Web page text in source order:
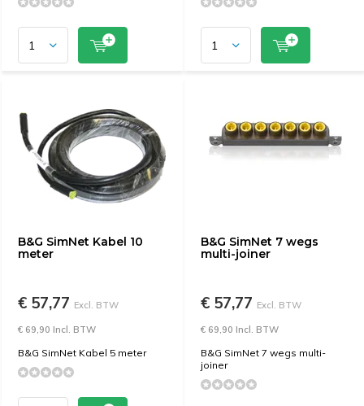
B&G SimNet Kabel 10
meter
€ 57,77 Excl. BTW
€ 69,90 Incl. BTW
B&G SimNet Kabel 5 meter
B&G SimNet 7 wegs
multi-joiner
€ 57,77 Excl. BTW
€ 69,90 Incl. BTW
B&G SimNet 7 wegs multi-
joiner